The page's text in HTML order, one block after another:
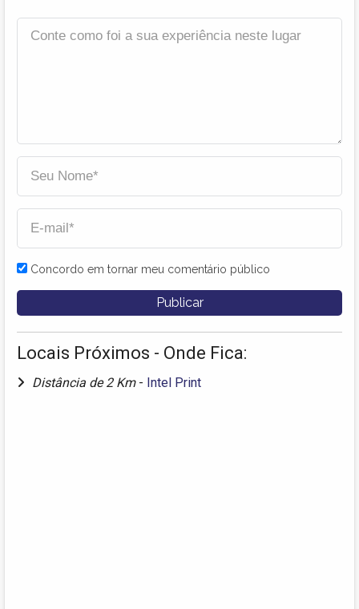
Concordo em tornar meu comentário público
Locais Próximos - Onde Fica:
Distância de 2 Km - Intel Print